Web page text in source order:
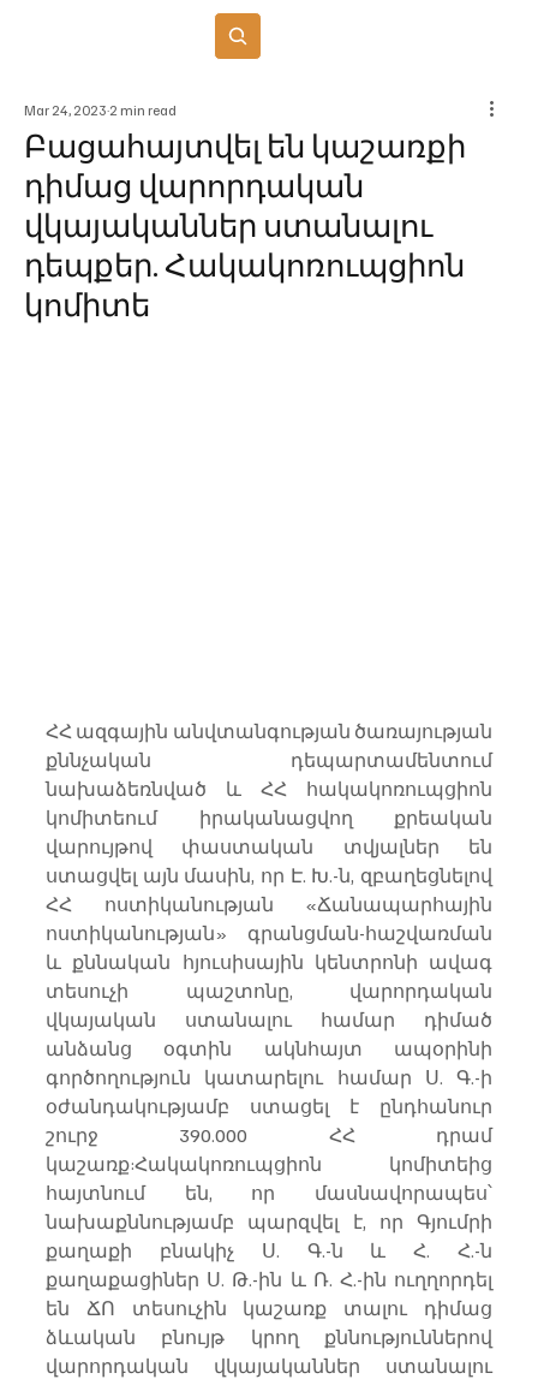
Բացահայտվել են կաշառքի
դիմաց վարորդական
վկայականներ ստանալու
դեպքեր. Հակակոռուպցիոն
կոմիտե
Mar 24, 2023 2 min read
ՀՀ ազգային անվտանգության ծառայության
քննչական դեպարտամենտում
նախաձեռնված և ՀՀ հակակոռուպցիոն
կոմիտեում իրականացվող քրեական
վարույթով փաստական տվյալներ են
ստացվել այն մասին, որ Է. Խ.-ն, զբաղեցնելով
ՀՀ ոստիկանության «Ճանապարհային
ոստիկանության» գրանցման-հաշվառման
և քննական հյուսիսային կենտրոնի ավագ
տեսուչի պաշտոնը, վարորդական
վկայական ստանալու համար դիմած
անձանց օգտին ակնհայտ ապօրինի
գործողություն կատարելու համար Ս. Գ.-ի
օժանդակությամբ ստացել է ընդհանուր
շուրջ 390.000 ՀՀ դրամ
կաշառք:Հակակոռուպցիոն կոմիտեից
հայտնում են, որ մասնավորապես՝
նախաքննությամբ պարզվել է, որ Գյումրի
քաղաքի բնակիչ Ս. Գ.-ն և Հ. Հ.-ն
քաղաքացիներ Ս. Թ.-ին և Ռ. Հ.-ին ուղղորդել
են ՃՈ տեսուչին կաշառք տալու դիմաց
ձևական բնույթ կրող քննություններով
վարորդական վկայականներ ստանալու